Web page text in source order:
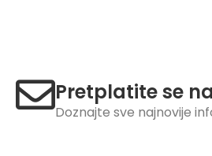
Pretplatite se
Doznajte sve najnovije